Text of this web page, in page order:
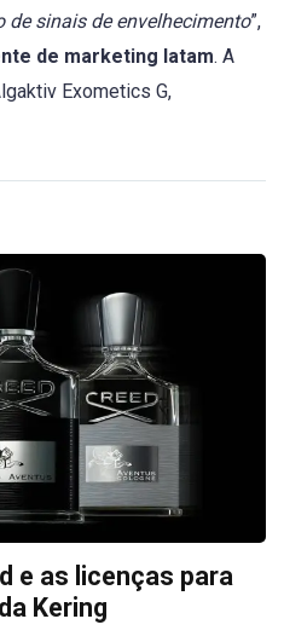
sinais de envelhecimento”,
de marketing latam. A
Exometics G,
e as licenças para
Kering